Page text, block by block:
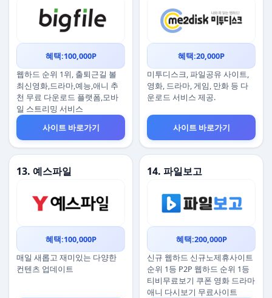
혜택:100,000P
웹하드 순위 1위, 출퇴근길 볼
최신영화,드라마,예능,애니 추
천 무료 다운로드 플랫폼,모바
일 스트리밍 서비스
사이트 바로가기
혜택:20,000P
미투디스크, 파일공유 사이트,
영화, 드라마, 게임, 만화 등 다
운로드 서비스 제공.
사이트 바로가기
13. 예스파일
혜택:100,000P
매일 새롭고 재미있는 다양한
컨텐츠 업데이트
14. 파일보고
혜택:200,000P
신규 웹하드 신규노제휴사이트
순위 1등 P2P 웹하드 순위 1등
티비무료보기 쿠폰 영화 드라마
애니 다시보기 무료사이트